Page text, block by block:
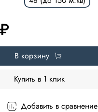
Добавить в сравнение
В корзину
Купить в 1 клик